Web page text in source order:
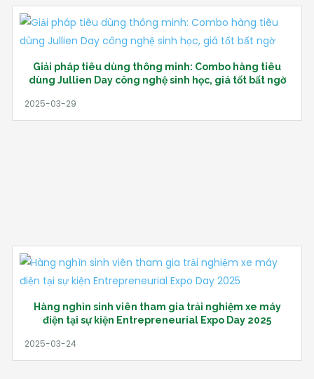
Giải pháp tiêu dùng thông minh: Combo hàng tiêu
dùng Jullien Day công nghệ sinh học, giá tốt bất ngờ
Hàng nghìn sinh viên tham gia trải nghiệm xe máy
điện tại sự kiện Entrepreneurial Expo Day 2025